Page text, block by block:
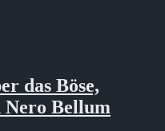
das Böse,
Bellum